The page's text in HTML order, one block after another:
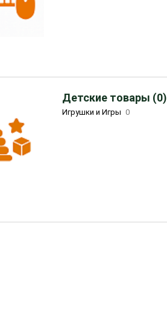
Детские товары (0)
Игрушки и Игры 0